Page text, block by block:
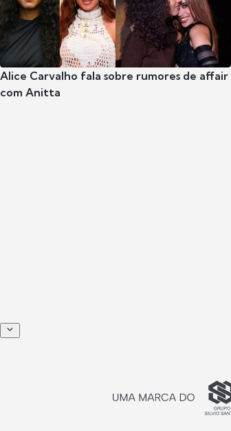
Alice Carvalho fala sobre rumores de affair
com Anitta